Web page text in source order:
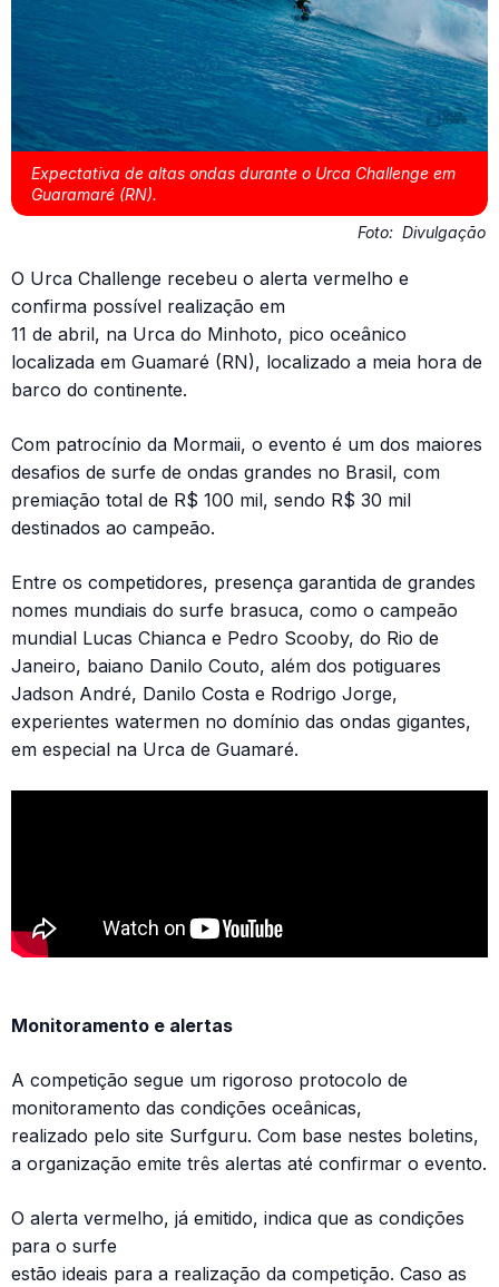
Expectativa de altas ondas durante o Urca Challenge em
Guaramaré (RN).
Foto: Divulgação
O Urca Challenge recebeu o alerta vermelho e
confirma possível realização em
11 de abril, na Urca do Minhoto, pico oceânico
localizada em Guamaré (RN), localizado a meia hora de
barco do continente.
Com patrocínio da Mormaii, o evento é um dos maiores
desafios de surfe de ondas grandes no Brasil, com
premiação total de R$ 100 mil, sendo R$ 30 mil
destinados ao campeão.
Entre os competidores, presença garantida de grandes
nomes mundiais do surfe brasuca, como o campeão
mundial Lucas Chianca e Pedro Scooby, do Rio de
Janeiro, baiano Danilo Couto, além dos potiguares
Jadson André, Danilo Costa e Rodrigo Jorge,
experientes watermen no domínio das ondas gigantes,
em especial na Urca de Guamaré.
Monitoramento e alertas
A competição segue um rigoroso protocolo de
monitoramento das condições oceânicas,
realizado pelo site Surfguru. Com base nestes boletins,
a organização emite três alertas até confirmar o evento.
O alerta vermelho, já emitido, indica que as condições
para o surfe
estão ideais para a realização da competição. Caso as